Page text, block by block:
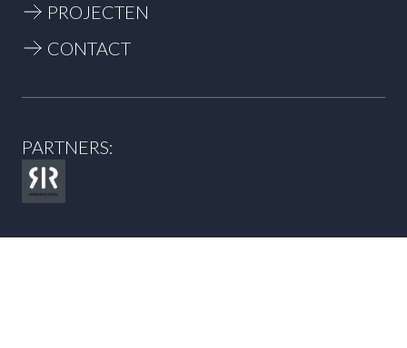
PROJECTEN
CONTACT
PARTNERS: